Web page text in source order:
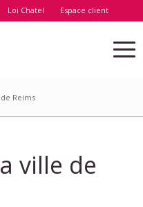
Loi Chatel Espace client
Reims
ville de